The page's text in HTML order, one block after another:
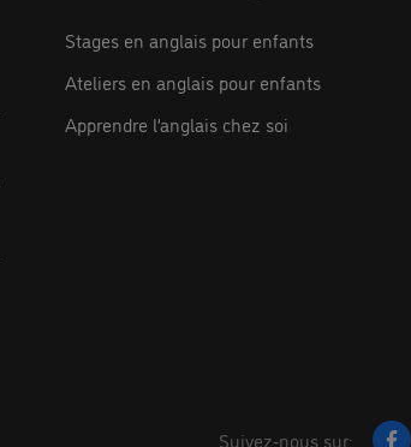
Stages en anglais pour enfants
Ateliers en anglais pour enfants
Apprendre l’anglais chez soi
Suivez-nous sur: